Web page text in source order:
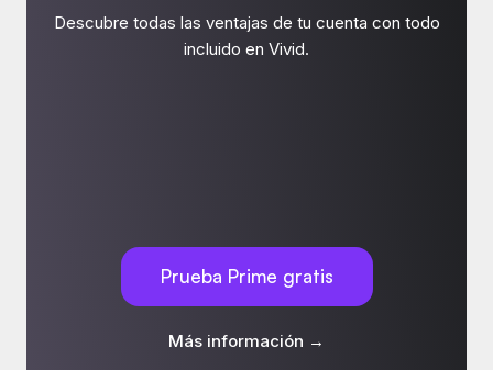
Descubre todas las ventajas de tu cuenta con todo
incluido en Vivid.
Prueba Prime gratis
Más información →